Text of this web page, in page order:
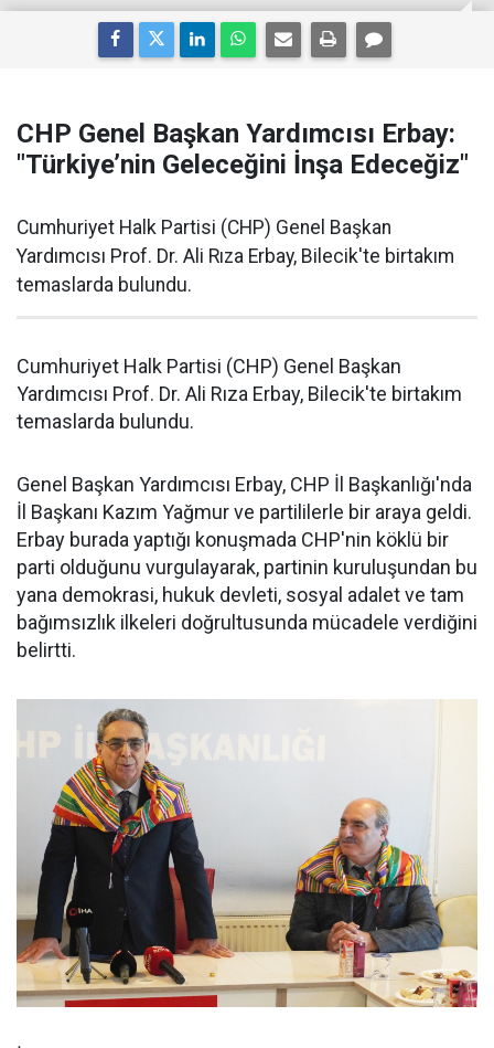
CHP Genel Başkan Yardımcısı Erbay:
"Türkiye’nin Geleceğini İnşa Edeceğiz"
Cumhuriyet Halk Partisi (CHP) Genel Başkan
Yardımcısı Prof. Dr. Ali Rıza Erbay, Bilecik'te birtakım
temaslarda bulundu.
Cumhuriyet Halk Partisi (CHP) Genel Başkan
Yardımcısı Prof. Dr. Ali Rıza Erbay, Bilecik'te birtakım
temaslarda bulundu.
Genel Başkan Yardımcısı Erbay, CHP İl Başkanlığı'nda
İl Başkanı Kazım Yağmur ve partililerle bir araya geldi.
Erbay burada yaptığı konuşmada CHP'nin köklü bir
parti olduğunu vurgulayarak, partinin kuruluşundan bu
yana demokrasi, hukuk devleti, sosyal adalet ve tam
bağımsızlık ilkeleri doğrultusunda mücadele verdiğini
belirtti.